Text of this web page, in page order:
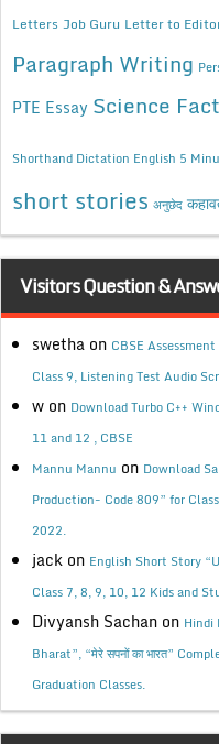
Letters Job Guru Letter to
Paragraph Writing
PTE Essay Science
Shorthand Dictation English 5
short stories अनुछेद
Visitors Question &
swetha on CBSE
Class 9, Listening Test Audio
w on Download Turbo C++
11 and 12 , CBSE
Mannu Mannu on Download
Production- Code 809” for
2022.
jack on English Short Story
Class 7, 8, 9, 10, 12 Kids and
Divyansh Sachan on Hindi
Bharat”, “मेरे सपनों का भारत”
Graduation Classes.